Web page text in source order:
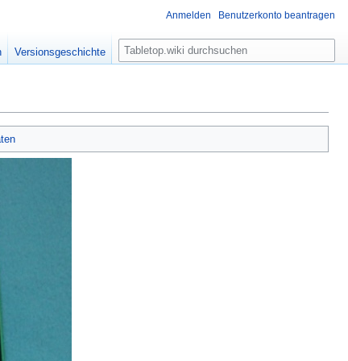
Anmelden Benutzerkonto beantragen
Versionsgeschichte
S
u
e